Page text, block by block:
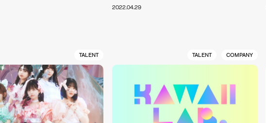
2022.04.29
TALENT TALENT COMPANY